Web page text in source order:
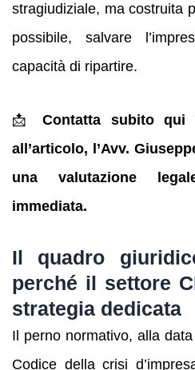
stragiudiziale, ma costruita
possibile, salvare
capacità di ripartire.
📩 Contatta subito
all’articolo, l’Avv.
una valutazione
immediata.
Il quadro
perché il settore
strategia dedicata
Il perno normativo, alla
Codice della crisi